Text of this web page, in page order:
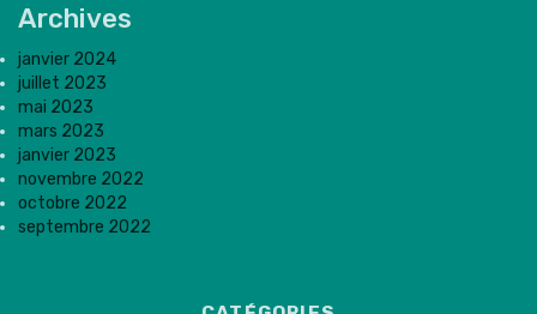
Archives
janvier 2024
juillet 2023
mai 2023
mars 2023
janvier 2023
novembre 2022
octobre 2022
septembre 2022